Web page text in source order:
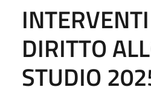
DIRITTO
STUDIO